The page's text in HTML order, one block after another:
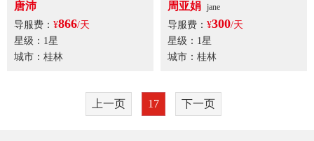
唐沛
导服费： ¥866/天
星级：1星
城市：桂林
周亚娟 jane
导服费： ¥300/天
星级：1星
城市：桂林
上一页 17 下一页